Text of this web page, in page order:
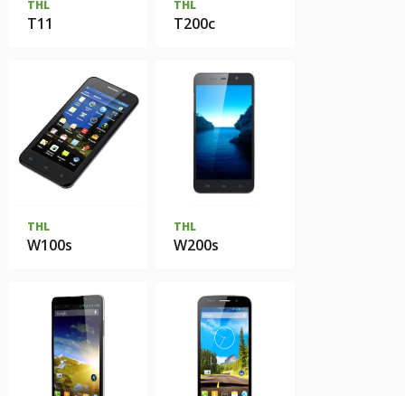
THL
T11
THL
T200c
THL
W100s
THL
W200s